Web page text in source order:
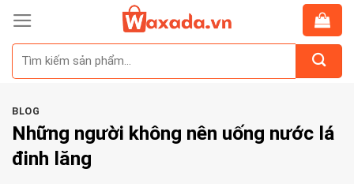
Skip
content
BLOG
Những người không nên uống nước lá
đinh lăng